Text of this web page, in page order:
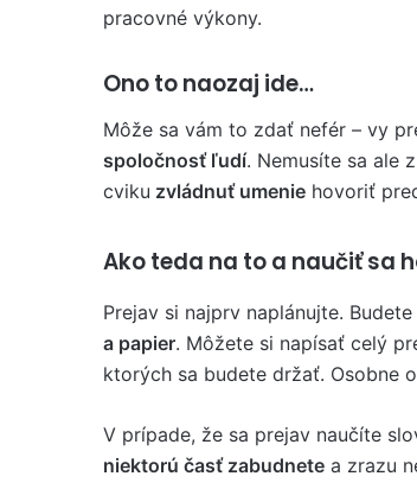
pracovné výkony.
Ono to naozaj ide…
Môže sa vám to zdať nefér – vy
spoločnosť ľudí. Nemusíte sa ale
cviku zvládnuť umenie hovoriť
Ako teda na to a naučiť sa
Prejav si najprv naplánujte.
a papier. Môžete si napísať celý
ktorých sa budete držať. Osobne
V prípade, že sa prejav naučíte
niektorú časť zabudnete a zrazu